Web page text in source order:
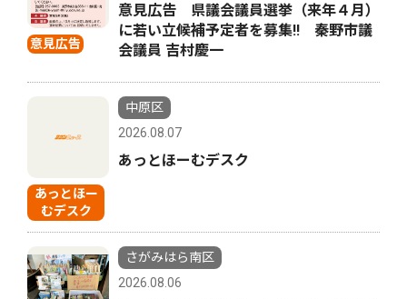
意見広告
意見広告 県議会議員選挙（来年４月）
に若い立候補予定者を募集‼ 秦野市議
会議員 吉村慶一
あっとほー
むデスク
中原区
2026.08.07
あっとほーむデスク
さがみはら南区
2026.08.06